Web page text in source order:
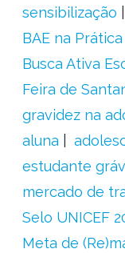
sensibilização
BAE na Prática
Busca Ativa
Feira de
gravidez na
aluna
estudante
mercado de
Selo UNICEF
Meta de